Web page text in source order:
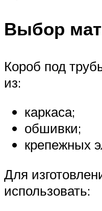
Выбор
Короб под
из:
каркаса;
обшивки;
крепежных
Для
использовать: